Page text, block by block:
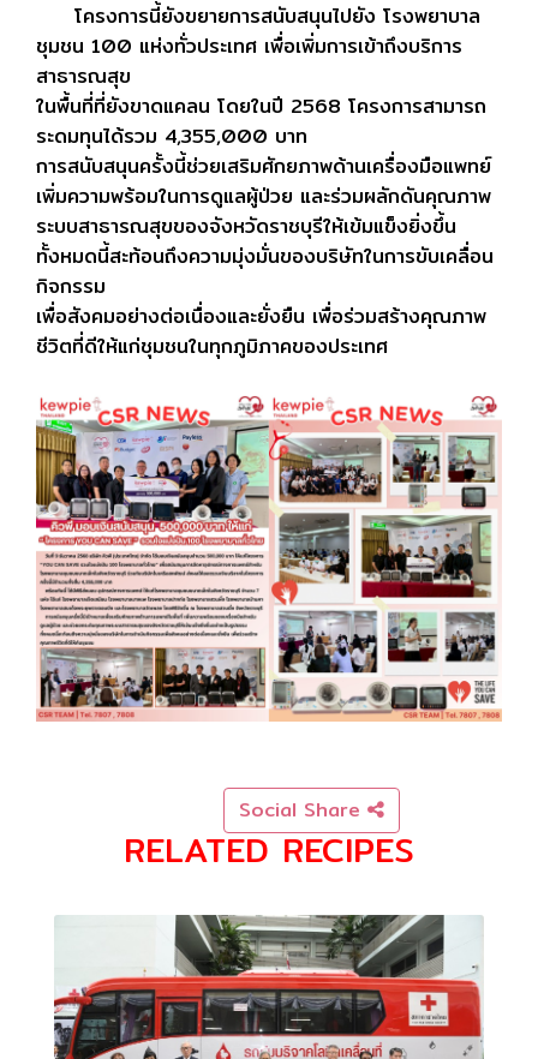
โครงการนี้ยังขยายการสนับสนุนไปยัง โรงพยาบาล
ชุมชน 100 แห่งทั่วประเทศ เพื่อเพิ่มการเข้าถึงบริการ
สาธารณสุข
ในพื้นที่ที่ยังขาดแคลน โดยในปี 2568 โครงการสามารถ
ระดมทุนได้รวม 4,355,000 บาท
การสนับสนุนครั้งนี้ช่วยเสริมศักยภาพด้านเครื่องมือแพทย์
เพิ่มความพร้อมในการดูแลผู้ป่วย และร่วมผลักดันคุณภาพ
ระบบสาธารณสุขของจังหวัดราชบุรีให้เข้มแข็งยิ่งขึ้น
ทั้งหมดนี้สะท้อนถึงความมุ่งมั่นของบริษัทในการขับเคลื่อน
กิจกรรม
เพื่อสังคมอย่างต่อเนื่องและยั่งยืน เพื่อร่วมสร้างคุณภาพ
ชีวิตที่ดีให้แก่ชุมชนในทุกภูมิภาคของประเทศ
Social Share
RELATED RECIPES